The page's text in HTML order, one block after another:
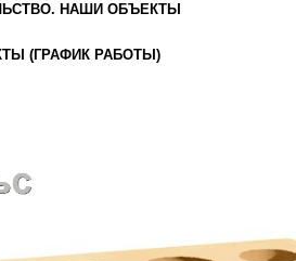
НАШИ ОБЪЕКТЫ
(ГРАФИК РАБОТЫ)